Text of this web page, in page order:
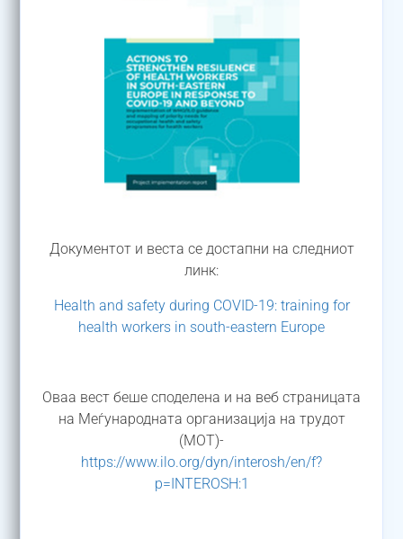
Документот и веста се достапни на следниот
линк:
Health and safety during COVID-19: training for
health workers in south-eastern Europe
Оваа вест беше споделена и на веб страницата
на Меѓународната организација на трудот
(МОТ)-
https://www.ilo.org/dyn/interosh/en/f?
p=INTEROSH:1